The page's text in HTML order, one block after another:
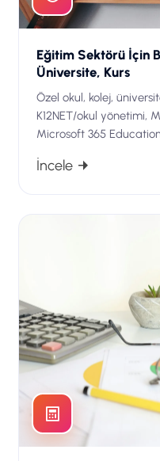
Eğitim Sektörü İçin
Üniversite, Kurs
Özel okul, kolej,
K12NET/okul yönetimi,
Microsoft 365
İncele